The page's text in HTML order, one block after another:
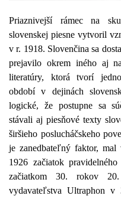
Priaznivejší rámec na
slovenskej piesne vytvoril
v r. 1918. Slovenčina sa
prejavilo okrem iného aj
literatúry, ktorá tvorí
období v dejinách
logické, že postupne sa
stávali aj piesňové texty
širšieho poslucháčskeho
je zanedbateľný faktor,
1926 začiatok
začiatkom 30. rokov
vydavateľstva Ultraphon